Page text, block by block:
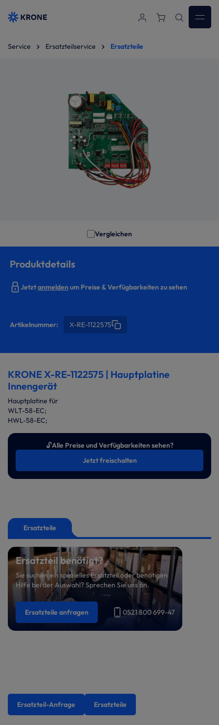
Zum Hauptinhalt springen
Service Ersatzteilservice Ersatzteile
Vergleichen
Produktdetails
Jetztanmeldenum Preise & Verfügbarkeiten zu sehen
Artikelnummer: X-RE-1122575
KRONE X-RE-1122575 | Hauptplatine
Innengerät
Hauptplatine für
WLT-58-EC;
HWL-58-EC;
🔓Alle Preise und Verfügbarkeiten sehen?
Jetzt freischalten
Ersatzteile
Ersatzteil benötigt?
Sie suchen ein spezielles Ersatzteil oder benötigen
Hilfe bei der Auswahl? Sprechen Sie uns an.
Ersatzteile anfragen 0521 800 699-47
Ersatzteil-Anfrage Ersatzteile